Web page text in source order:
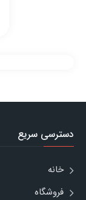
دسترسی سریع
خانه
فروشگاه